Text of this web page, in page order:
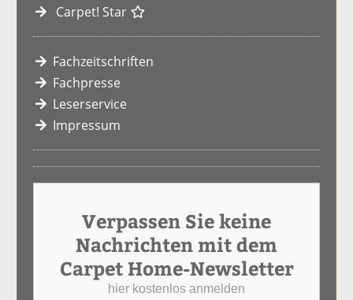
Carpet! Star
Fachzeitschriften
Fachpresse
Leserservice
Impressum
Verpassen Sie keine
Nachrichten mit dem
Carpet Home-Newsletter
hier kostenlos anmelden